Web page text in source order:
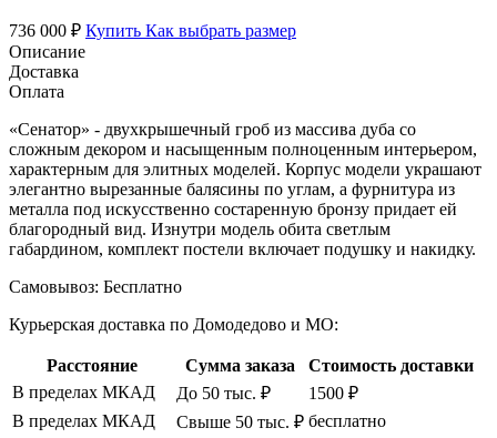
736 000 ₽ Купить Как выбрать размер
Описание
Доставка
Оплата
«Сенатор» - двухкрышечный гроб из массива дуба со
сложным декором и насыщенным полноценным интерьером,
характерным для элитных моделей. Корпус модели украшают
элегантно вырезанные балясины по углам, а фурнитура из
металла под искусственно состаренную бронзу придает ей
благородный вид. Изнутри модель обита светлым
габардином, комплект постели включает подушку и накидку.
Самовывоз: Бесплатно
Курьерская доставка по Домодедово и МО:
Расстояние Сумма заказа
Стоимость доставки
В пределах МКАД
До 50 тыс. ₽
1500 ₽
В пределах МКАД
Свыше 50 тыс. ₽ бесплатно